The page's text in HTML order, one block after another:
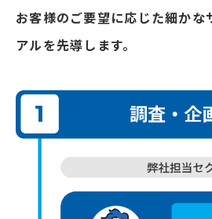
お客様のご要望に応じた細かな
アルを先導します。